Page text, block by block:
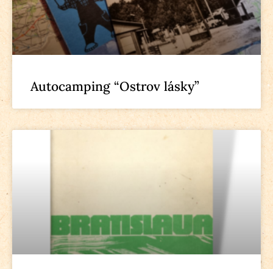
Autocamping “Ostrov lásky”